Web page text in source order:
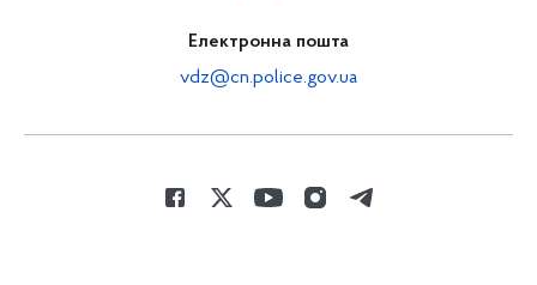
Електронна пошта
vdz@cn.police.gov.ua